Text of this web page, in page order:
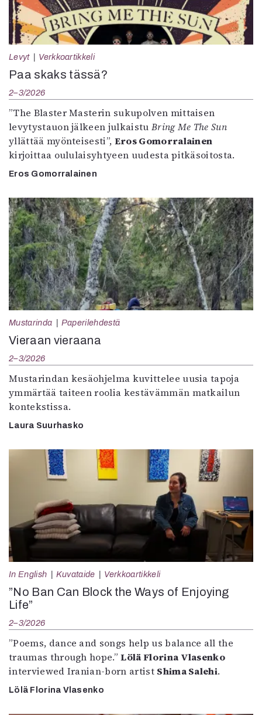
Levyt Verkkoartikkeli
Paa skaks tässä?
2–3/2026
”The Blaster Masterin sukupolven mittaisen
levytystauon jälkeen julkaistu Bring Me The Sun
yllättää myönteisesti”, Eros Gomorralainen
kirjoittaa oululaisyhtyeen uudesta pitkäsoitosta.
Eros Gomorralainen
Mustarinda Paperilehdestä
Vieraan vieraana
2–3/2026
Mustarindan kesäohjelma kuvittelee uusia tapoja
ymmärtää taiteen roolia kestävämmän matkailun
kontekstissa.
Laura Suurhasko
In English Kuvataide Verkkoartikkeli
”No Ban Can Block the Ways of Enjoying
Life”
2–3/2026
”Poems, dance and songs help us balance all the
traumas through hope.”Lölä Florina Vlasenko
interviewed Iranian-born artist Shima Salehi.
Lölä Florina Vlasenko